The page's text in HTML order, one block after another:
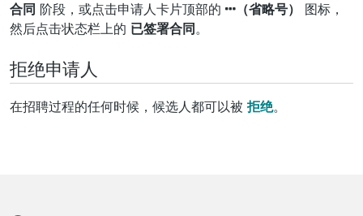
合同 阶段，或点击申请人卡片顶部的 （省略号）
图标，
然后点击状态栏上的 已签署合同。
拒绝申请人
在招聘过程的任何时候，候选人都可以被 拒绝。